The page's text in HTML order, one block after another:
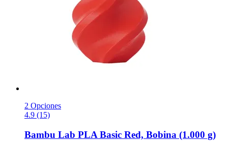
2 Opciones
4.9 (15)
Bambu Lab PLA Basic Red, Bobina (1.000 g)